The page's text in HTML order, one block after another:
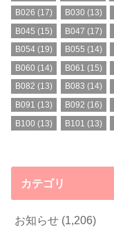
B026 (17) B030 (13)
B045 (15) B047 (17)
B054 (19) B055 (14)
B060 (14) B061 (15)
B082 (13) B083 (14)
B091 (13) B092 (16)
B100 (13) B101 (13)
カテゴリ
お知らせ (1,206)